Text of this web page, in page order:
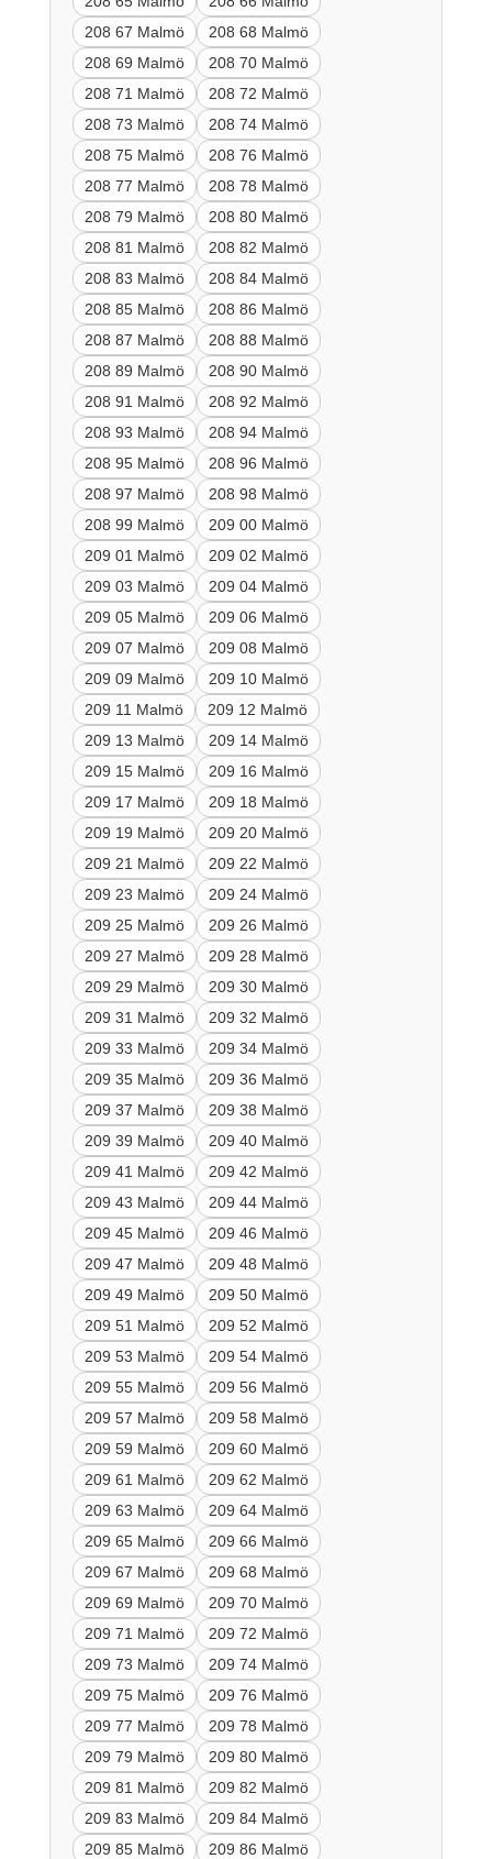
208 67 Malmö
208 68 Malmö
208 69 Malmö
208 70 Malmö
208 71 Malmö
208 72 Malmö
208 73 Malmö
208 74 Malmö
208 75 Malmö
208 76 Malmö
208 77 Malmö
208 78 Malmö
208 79 Malmö
208 80 Malmö
208 81 Malmö
208 82 Malmö
208 83 Malmö
208 84 Malmö
208 85 Malmö
208 86 Malmö
208 87 Malmö
208 88 Malmö
208 89 Malmö
208 90 Malmö
208 91 Malmö
208 92 Malmö
208 93 Malmö
208 94 Malmö
208 95 Malmö
208 96 Malmö
208 97 Malmö
208 98 Malmö
208 99 Malmö
209 00 Malmö
209 01 Malmö
209 02 Malmö
209 03 Malmö
209 04 Malmö
209 05 Malmö
209 06 Malmö
209 07 Malmö
209 08 Malmö
209 09 Malmö
209 10 Malmö
209 11 Malmö
209 12 Malmö
209 13 Malmö
209 14 Malmö
209 15 Malmö
209 16 Malmö
209 17 Malmö
209 18 Malmö
209 19 Malmö
209 20 Malmö
209 21 Malmö
209 22 Malmö
209 23 Malmö
209 24 Malmö
209 25 Malmö
209 26 Malmö
209 27 Malmö
209 28 Malmö
209 29 Malmö
209 30 Malmö
209 31 Malmö
209 32 Malmö
209 33 Malmö
209 34 Malmö
209 35 Malmö
209 36 Malmö
209 37 Malmö
209 38 Malmö
209 39 Malmö
209 40 Malmö
209 41 Malmö
209 42 Malmö
209 43 Malmö
209 44 Malmö
209 45 Malmö
209 46 Malmö
209 47 Malmö
209 48 Malmö
209 49 Malmö
209 50 Malmö
209 51 Malmö
209 52 Malmö
209 53 Malmö
209 54 Malmö
209 55 Malmö
209 56 Malmö
209 57 Malmö
209 58 Malmö
209 59 Malmö
209 60 Malmö
209 61 Malmö
209 62 Malmö
209 63 Malmö
209 64 Malmö
209 65 Malmö
209 66 Malmö
209 67 Malmö
209 68 Malmö
209 69 Malmö
209 70 Malmö
209 71 Malmö
209 72 Malmö
209 73 Malmö
209 74 Malmö
209 75 Malmö
209 76 Malmö
209 77 Malmö
209 78 Malmö
209 79 Malmö
209 80 Malmö
209 81 Malmö
209 82 Malmö
209 83 Malmö
209 84 Malmö
209 85 Malmö
209 86 Malmö